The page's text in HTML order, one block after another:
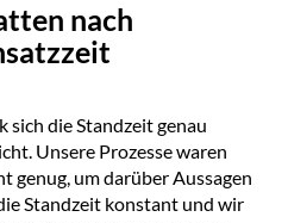
nach
die Standzeit genau
Unsere Prozesse waren
genug, um darüber Aussagen
Standzeit konstant und wir